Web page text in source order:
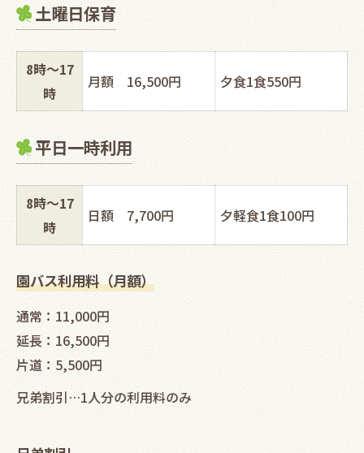
土曜日保育
8時～17
時
月額 16,500円 夕食1食550円
平日一時利用
8時～17
時
日額 7,700円 夕軽食1食100円
園バス利用料（月額）
通常：11,000円
延長：16,500円
片道：5,500円
兄弟割引…1人分の利用料のみ